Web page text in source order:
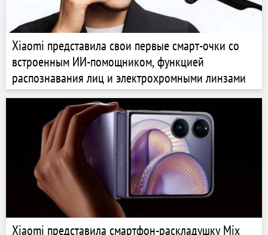
Xiaomi представила свои первые смарт-очки со
встроенным ИИ-помощником, функцией
распознавания лиц и электрохромными линзами
Xiaomi представила смартфон-раскладушку Mix